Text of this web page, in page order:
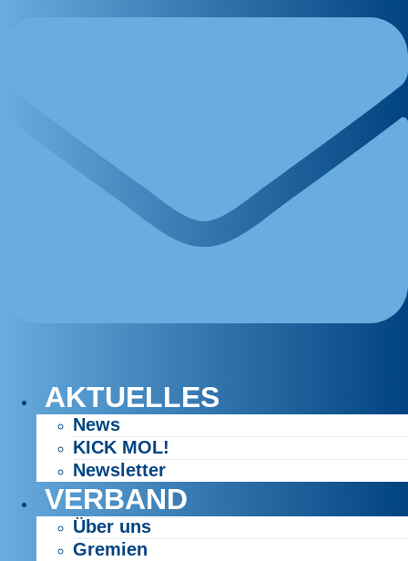
AKTUELLES
News
KICK MOL!
Newsletter
VERBAND
Über uns
Gremien